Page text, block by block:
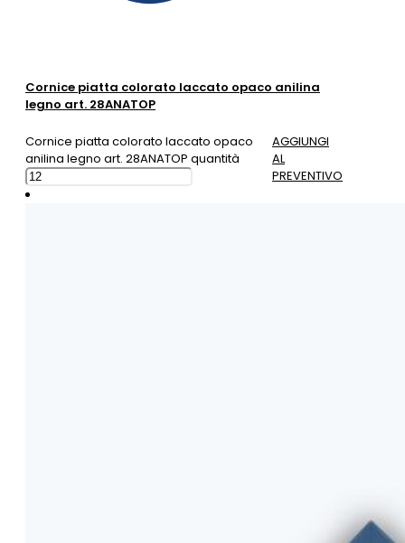
Cornice piatta colorato laccato opaco anilina
legno art. 28ANATOP
Cornice piatta colorato laccato opaco
anilina legno art. 28ANATOP quantità
AGGIUNGI
AL
PREVENTIVO